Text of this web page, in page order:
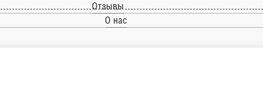
Отзывы
О нас